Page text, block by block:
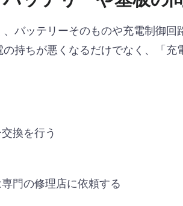
バッテリーそのものや充電制御
持ちが悪くなるだけでなく、「充
換を行う
門の修理店に依頼する